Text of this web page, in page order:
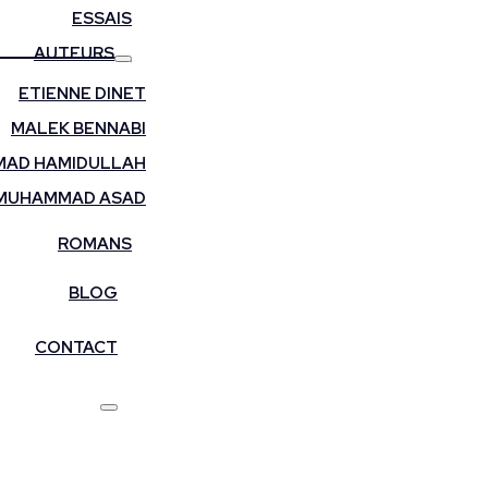
ESSAIS
AUTEURS
ETIENNE DINET
MALEK BENNABI
HAMIDULLAH
ASAD
ROMANS
BLOG
CONTACT